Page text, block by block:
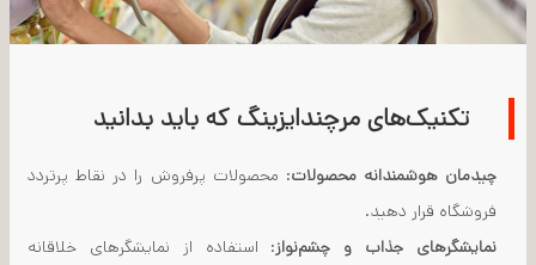
تکنیک‌های مرچندایزینگ که باید بدانید
چیدمان هوشمندانه محصولات: محصولات پرفروش را در نقاط پرتردد
فروشگاه قرار دهید.
نمایشگرهای جذاب و چشم‌نواز: استفاده از نمایشگرهای خلاقانه